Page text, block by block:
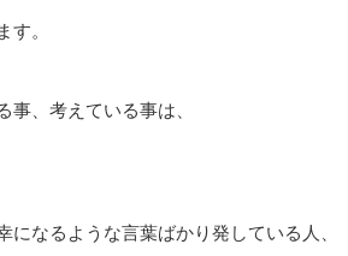
す。
、考えている事は、
なるような言葉ばかり発している人、